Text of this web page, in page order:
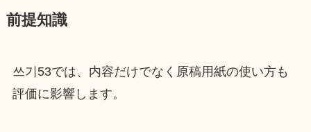
前提知識
쓰기53では、内容だけでなく原稿用紙の使い方も
評価に影響します。